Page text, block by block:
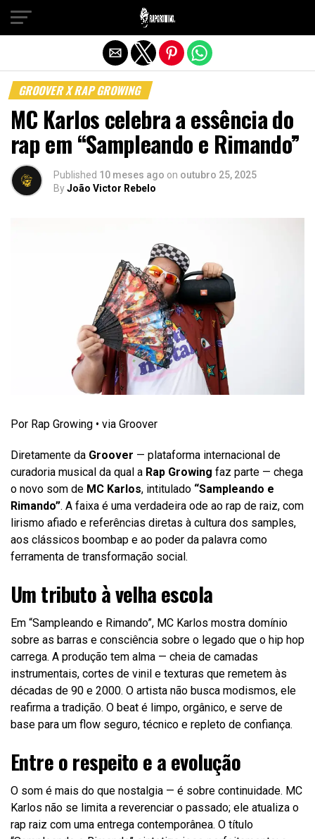
GROOVER X RAP GROWING
MC Karlos celebra a essência do
rap em “Sampleando e Rimando”
Published 10 meses ago on outubro 25, 2025
ByJoão Victor Rebelo
Por Rap Growing • via Groover
Diretamente da Groover — plataforma internacional de
curadoria musical da qual a Rap Growing faz parte — chega
o novo som de MC Karlos, intitulado “Sampleando e
Rimando”. A faixa é uma verdadeira ode ao rap de raiz, com
lirismo afiado e referências diretas à cultura dos samples,
aos clássicos boombap e ao poder da palavra como
ferramenta de transformação social.
Um tributo à velha escola
Em “Sampleando e Rimando”, MC Karlos mostra domínio
sobre as barras e consciência sobre o legado que o hip hop
carrega. A produção tem alma — cheia de camadas
instrumentais, cortes de vinil e texturas que remetem às
décadas de 90 e 2000. O artista não busca modismos, ele
reafirma a tradição. O beat é limpo, orgânico, e serve de
base para um flow seguro, técnico e repleto de confiança.
Entre o respeito e a evolução
O som é mais do que nostalgia — é sobre continuidade. MC
Karlos não se limita a reverenciar o passado; ele atualiza o
rap raiz com uma entrega contemporânea. O título
Sair da versão mobile